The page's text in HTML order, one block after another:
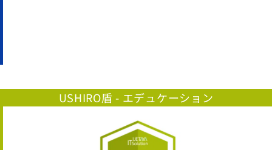
USHIRO盾 - エデュケーション